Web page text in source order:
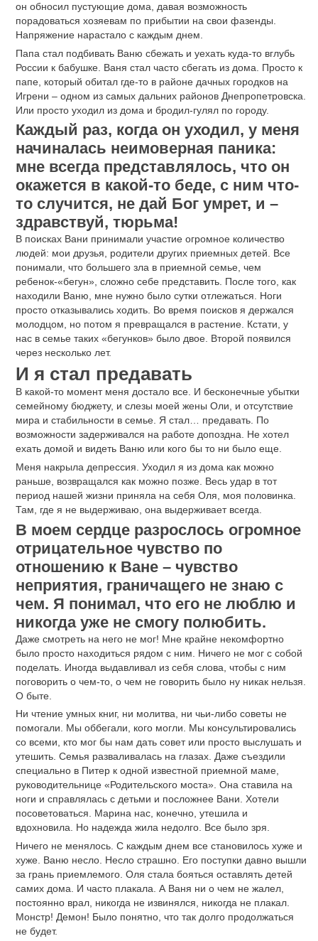
он обносил пустующие дома, давая возможность
порадоваться хозяевам по прибытии на свои фазенды.
Напряжение нарастало с каждым днем.
Папа стал подбивать Ваню сбежать и уехать куда-то вглубь
России к бабушке. Ваня стал часто сбегать из дома. Просто к
папе, который обитал где-то в районе дачных городков на
Игрени – одном из самых дальних районов Днепропетровска.
Или просто уходил из дома и бродил-гулял по городу.
Каждый раз, когда он уходил, у меня
начиналась неимоверная паника:
мне всегда представлялось, что он
окажется в какой-то беде, с ним что-
то случится, не дай Бог умрет, и –
здравствуй, тюрьма!
В поисках Вани принимали участие огромное количество
людей: мои друзья, родители других приемных детей. Все
понимали, что большего зла в приемной семье, чем
ребенок-«бегун», сложно себе представить. После того, как
находили Ваню, мне нужно было сутки отлежаться. Ноги
просто отказывались ходить. Во время поисков я держался
молодцом, но потом я превращался в растение. Кстати, у
нас в семье таких «бегунков» было двое. Второй появился
через несколько лет.
И я стал предавать
В какой-то момент меня достало все. И бесконечные убытки
семейному бюджету, и слезы моей жены Оли, и отсутствие
мира и стабильности в семье. Я стал… предавать. По
возможности задерживался на работе допоздна. Не хотел
ехать домой и видеть Ваню или кого бы то ни было еще.
Меня накрыла депрессия. Уходил я из дома как можно
раньше, возвращался как можно позже. Весь удар в тот
период нашей жизни приняла на себя Оля, моя половинка.
Там, где я не выдерживаю, она выдерживает всегда.
В моем сердце разрослось огромное
отрицательное чувство по
отношению к Ване – чувство
неприятия, граничащего не знаю с
чем. Я понимал, что его не люблю и
никогда уже не смогу полюбить.
Даже смотреть на него не мог! Мне крайне некомфортно
было просто находиться рядом с ним. Ничего не мог с собой
поделать. Иногда выдавливал из себя слова, чтобы с ним
поговорить о чем-то, о чем не говорить было ну никак нельзя.
О быте.
Ни чтение умных книг, ни молитва, ни чьи-либо советы не
помогали. Мы оббегали, кого могли. Мы консультировались
со всеми, кто мог бы нам дать совет или просто выслушать и
утешить. Семья разваливалась на глазах. Даже съездили
специально в Питер к одной известной приемной маме,
руководительнице «Родительского моста». Она ставила на
ноги и справлялась с детьми и посложнее Вани. Хотели
посоветоваться. Марина нас, конечно, утешила и
вдохновила. Но надежда жила недолго. Все было зря.
Ничего не менялось. С каждым днем все становилось хуже и
хуже. Ваню несло. Несло страшно. Его поступки давно вышли
за грань приемлемого. Оля стала бояться оставлять детей
самих дома. И часто плакала. А Ваня ни о чем не жалел,
постоянно врал, никогда не извинялся, никогда не плакал.
Монстр! Демон! Было понятно, что так долго продолжаться
не будет.